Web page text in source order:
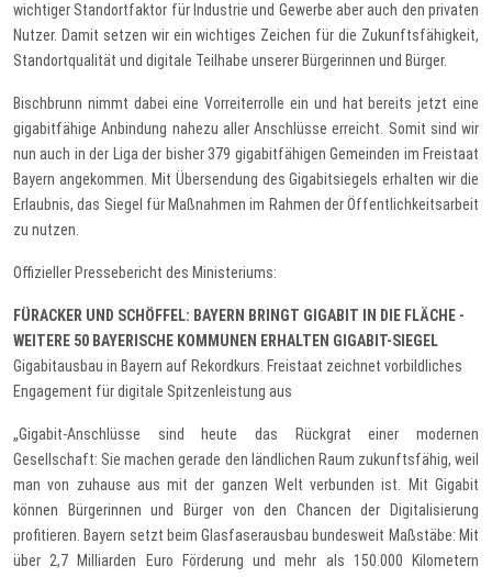
wichtiger Standortfaktor für Industrie und Gewerbe aber auch den privaten
Nutzer. Damit setzen wir ein wichtiges Zeichen für die Zukunftsfähigkeit,
Standortqualität und digitale Teilhabe unserer Bürgerinnen und Bürger.
Bischbrunn nimmt dabei eine Vorreiterrolle ein und hat bereits jetzt eine
gigabitfähige Anbindung nahezu aller Anschlüsse erreicht. Somit sind wir
nun auch in der Liga der bisher 379 gigabitfähigen Gemeinden im Freistaat
Bayern angekommen. Mit Übersendung des Gigabitsiegels erhalten wir die
Erlaubnis, das Siegel für Maßnahmen im Rahmen der Öffentlichkeitsarbeit
zu nutzen.
Offizieller Pressebericht des Ministeriums:
FÜRACKER UND SCHÖFFEL: BAYERN BRINGT GIGABIT IN DIE FLÄCHE -
WEITERE 50 BAYERISCHE KOMMUNEN ERHALTEN GIGABIT-SIEGEL
Gigabitausbau in Bayern auf Rekordkurs. Freistaat zeichnet vorbildliches
Engagement für digitale Spitzenleistung aus
„Gigabit-Anschlüsse sind heute das Rückgrat einer modernen
Gesellschaft: Sie machen gerade den ländlichen Raum zukunftsfähig, weil
man von zuhause aus mit der ganzen Welt verbunden ist. Mit Gigabit
können Bürgerinnen und Bürger von den Chancen der Digitalisierung
profitieren. Bayern setzt beim Glasfaserausbau bundesweit Maßstäbe: Mit
über 2,7 Milliarden Euro Förderung und mehr als 150.000 Kilometern